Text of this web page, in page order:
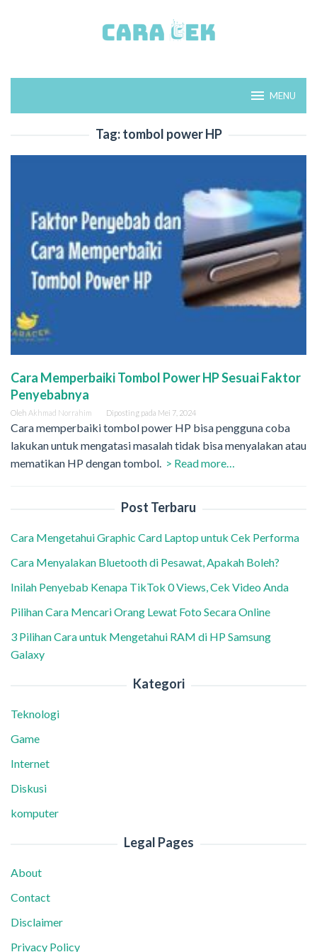
MENU
Tag:tombol power HP
Cara Memperbaiki Tombol Power HP Sesuai Faktor
Penyebabnya
Oleh Akhmad Norrahim Diposting pada Mei 7, 2024
Cara memperbaiki tombol power HP bisa pengguna coba
lakukan untuk mengatasi masalah tidak bisa menyalakan atau
mematikan HP dengan tombol. > Read more…
Post Terbaru
Cara Mengetahui Graphic Card Laptop untuk Cek Performa
Cara Menyalakan Bluetooth di Pesawat, Apakah Boleh?
Inilah Penyebab Kenapa TikTok 0 Views, Cek Video Anda
Pilihan Cara Mencari Orang Lewat Foto Secara Online
3 Pilihan Cara untuk Mengetahui RAM di HP Samsung
Galaxy
Kategori
Teknologi
Game
Internet
Diskusi
komputer
Legal Pages
About
Contact
Disclaimer
Privacy Policy